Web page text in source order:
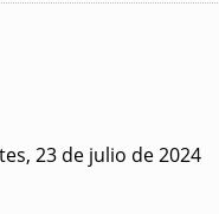
23 de julio de 2024